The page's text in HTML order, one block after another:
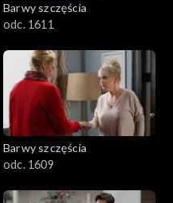
Barwy szczęścia
odc. 1611
Barwy szczęścia
odc. 1609